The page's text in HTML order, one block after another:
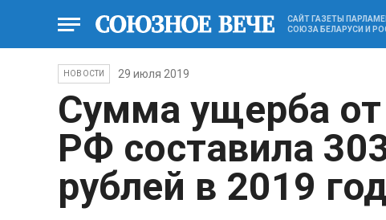
САЙТ ГАЗЕТЫ
СОЮЗА БЕЛАРУСИ И
НОВОСТИ 29 июля 2019
Сумма ущерба от
РФ составила
рублей в 2019